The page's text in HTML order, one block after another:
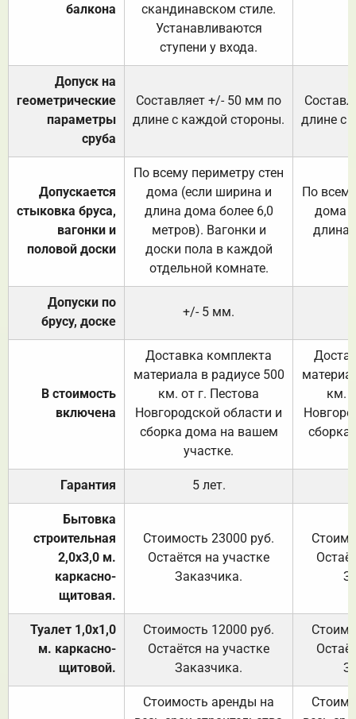
балкона
скандинавском стиле.
Устанавливаются
ступени у входа.
Допуск на
геометрические
параметры
сруба
Составляет +/- 50 мм по
длине с каждой стороны.
длине с
Допускается
стыковка бруса,
вагонки и
половой доски
По всему периметру стен
дома (если ширина и
длина дома более 6,0
метров). Вагонки и
доски пола в каждой
отдельной комнате.
По
дома
длина
Допуски по
брусу, доске
+/- 5 мм.
В стоимость
включена
Доставка комплекта
материала в радиусе 500
км. от г. Пестова
Новгородской области и
сборка дома на вашем
участке.
км.
Гарантия 5 лет.
Бытовка
строительная
2,0х3,0 м.
каркасно-
щитовая.
Стоимость 23000 руб.
Остаётся на участке
Заказчика.
Туалет 1,0х1,0
м. каркасно-
щитовой.
Стоимость 12000 руб.
Остаётся на участке
Заказчика.
Стоимость аренды на